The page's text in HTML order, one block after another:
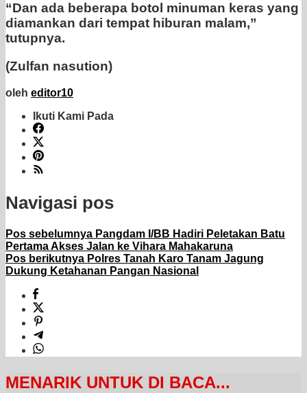
“Dan ada beberapa botol minuman keras yang
diamankan dari tempat hiburan malam,”
tutupnya.
(Zulfan nasution)
oleh editor10
Ikuti Kami Pada
Navigasi pos
Pos sebelumnya Pangdam I/BB Hadiri Peletakan Batu
Pertama Akses Jalan ke Vihara Mahakaruna
Pos berikutnya Polres Tanah Karo Tanam Jagung
Dukung Ketahanan Pangan Nasional
MENARIK UNTUK DI BACA...